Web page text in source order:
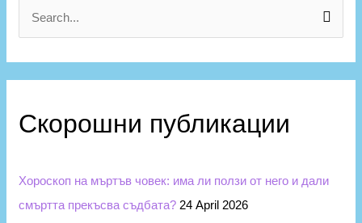
c
Скорошни публикации
Хороскоп на мъртъв човек: има ли ползи от него и дали
смъртта прекъсва съдбата? 24 April 2026
о
р
и